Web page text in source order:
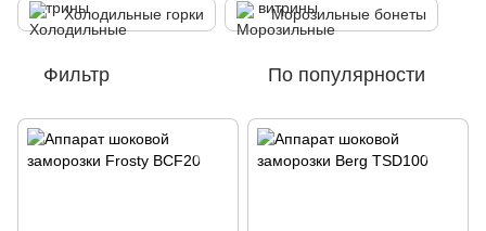
Холодильные горки Морозильные бонеты
Фильтр По популярности